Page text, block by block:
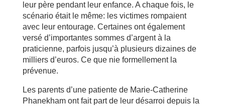
leur père pendant leur enfance. A chaque fois, le
scénario était le même: les victimes rompaient
avec leur entourage. Certaines ont également
versé d’importantes sommes d’argent à la
praticienne, parfois jusqu’à plusieurs dizaines de
milliers d’euros. Ce que nie formellement la
prévenue.
Les parents d’une patiente de Marie-Catherine
Phanekham ont fait part de leur désarroi depuis la